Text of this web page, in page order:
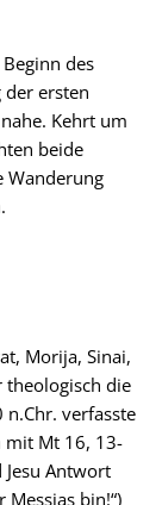
des
ersten
Kehrt um
beide
Wanderung
Morija, Sinai,
theologisch die
n.Chr. verfasste
mit Mt 16, 13-
Antwort
bin!“)